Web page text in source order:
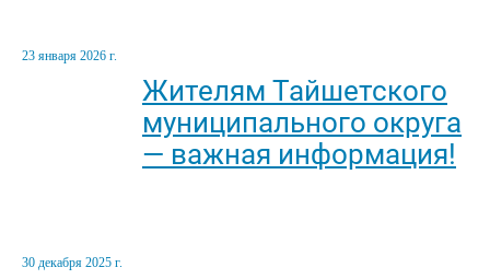
23 января 2026 г.
Жителям Тайшетского
муниципального округа
— важная информация!
30 декабря 2025 г.